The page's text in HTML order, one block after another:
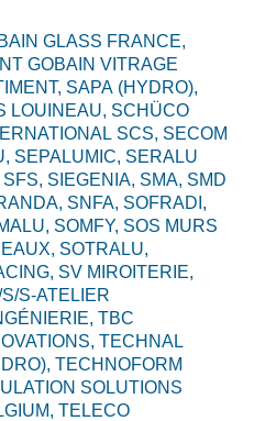
GLASS FRANCE,
GOBAIN VITRAGE
SAPA (HYDRO),
LOUINEAU, SCHÜCO
SCS, SECOM
SEPALUMIC, SERALU
SFS, SIEGENIA, SMA, SMD
SNFA, SOFRADI,
SOMFY, SOS MURS
SOTRALU,
SV MIROITERIE,
S-ATELIER
TBC
TECHNAL
TECHNOFORM
SOLUTIONS
TELECO